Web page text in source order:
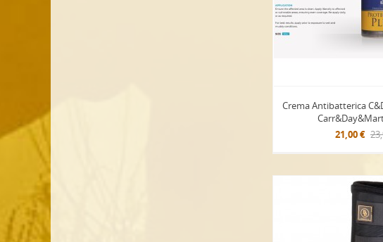
Crema Antibatterica
21,00 €